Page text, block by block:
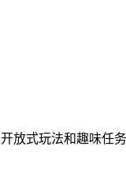
式玩法和趣味任